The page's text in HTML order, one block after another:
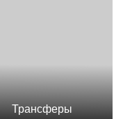
Трансферы